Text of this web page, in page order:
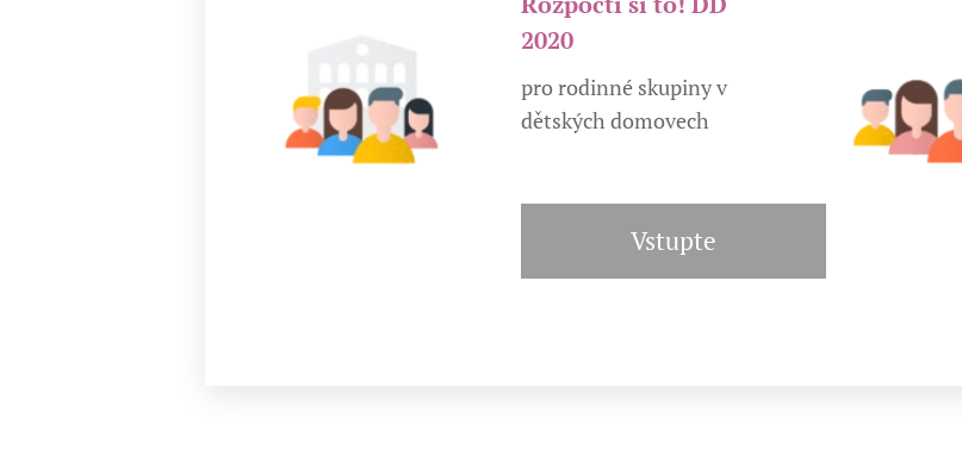
2020
pro rodinné skupiny v
dětských domovech
Vstupte